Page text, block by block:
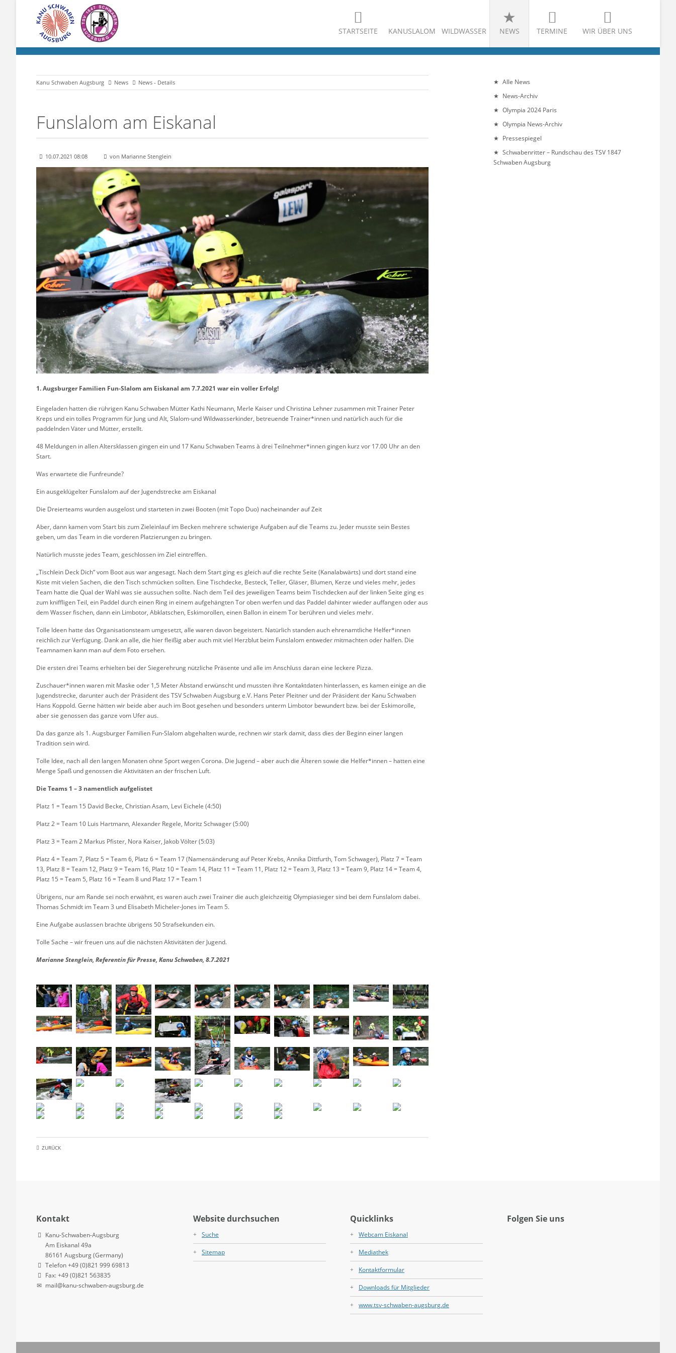
STARTSEITE KANUSLALOM WILDWASSER NEWS TERMINE WIR ÜBER UNS
Kanu Schwaben Augsburg News News - Details
Funslalom am Eiskanal
10.07.2021 08:08 von Marianne Stenglein
1. Augsburger Familien Fun-Slalom am Eiskanal am 7.7.2021 war ein voller Erfolg!
Eingeladen hatten die rührigen Kanu Schwaben Mütter Kathi Neumann, Merle Kaiser und Christina Lehner zusammen mit Trainer Peter
Kreps und ein tolles Programm für Jung und Alt, Slalom-und Wildwasserkinder, betreuende Trainer*innen und natürlich auch für die
paddelnden Väter und Mütter, erstellt.
48 Meldungen in allen Altersklassen gingen ein und 17 Kanu Schwaben Teams à drei Teilnehmer*innen gingen kurz vor 17.00 Uhr an den
Start.
Was erwartete die Funfreunde?
Ein ausgeklügelter Funslalom auf der Jugendstrecke am Eiskanal
Die Dreierteams wurden ausgelost und starteten in zwei Booten (mit Topo Duo) nacheinander auf Zeit
Aber, dann kamen vom Start bis zum Zieleinlauf im Becken mehrere schwierige Aufgaben auf die Teams zu. Jeder musste sein Bestes
geben, um das Team in die vorderen Platzierungen zu bringen.
Natürlich musste jedes Team, geschlossen im Ziel eintreffen.
„Tischlein Deck Dich“ vom Boot aus war angesagt. Nach dem Start ging es gleich auf die rechte Seite (Kanalabwärts) und dort stand eine
Kiste mit vielen Sachen, die den Tisch schmücken sollten. Eine Tischdecke, Besteck, Teller, Gläser, Blumen, Kerze und vieles mehr, jedes
Team hatte die Qual der Wahl was sie aussuchen sollte. Nach dem Teil des jeweiligen Teams beim Tischdecken auf der linken Seite ging es
zum kniffligen Teil, ein Paddel durch einen Ring in einem aufgehängten Tor oben werfen und das Paddel dahinter wieder auffangen oder aus
dem Wasser fischen, dann ein Limbotor, Abklatschen, Eskimorollen, einen Ballon in einem Tor berühren und vieles mehr.
Tolle Ideen hatte das Organisationsteam umgesetzt, alle waren davon begeistert. Natürlich standen auch ehrenamtliche Helfer*innen
reichlich zur Verfügung. Dank an alle, die hier fleißig aber auch mit viel Herzblut beim Funslalom entweder mitmachten oder halfen. Die
Teamnamen kann man auf dem Foto ersehen.
Die ersten drei Teams erhielten bei der Siegerehrung nützliche Präsente und alle im Anschluss daran eine leckere Pizza.
Zuschauer*innen waren mit Maske oder 1,5 Meter Abstand erwünscht und mussten ihre Kontaktdaten hinterlassen, es kamen einige an die
Jugendstrecke, darunter auch der Präsident des TSV Schwaben Augsburg e.V. Hans Peter Pleitner und der Präsident der Kanu Schwaben
Hans Koppold. Gerne hätten wir beide aber auch im Boot gesehen und besonders unterm Limbotor bewundert bzw. bei der Eskimorolle,
aber sie genossen das ganze vom Ufer aus.
Da das ganze als 1. Augsburger Familien Fun-Slalom abgehalten wurde, rechnen wir stark damit, dass dies der Beginn einer langen
Tradition sein wird.
Tolle Idee, nach all den langen Monaten ohne Sport wegen Corona. Die Jugend – aber auch die Älteren sowie die Helfer*innen – hatten eine
Menge Spaß und genossen die Aktivitäten an der frischen Luft.
Die Teams 1 – 3 namentlich aufgelistet
Platz 1 = Team 15 David Becke, Christian Asam, Levi Eichele (4:50)
Platz 2 = Team 10 Luis Hartmann, Alexander Regele, Moritz Schwager (5:00)
Platz 3 = Team 2 Markus Pfister, Nora Kaiser, Jakob Völter (5:03)
Platz 4 = Team 7, Platz 5 = Team 6, Platz 6 = Team 17 (Namensänderung auf Peter Krebs, Annika Dittfurth, Tom Schwager), Platz 7 = Team
13, Platz 8 = Team 12, Platz 9 = Team 16, Platz 10 = Team 14, Platz 11 = Team 11, Platz 12 = Team 3, Platz 13 = Team 9, Platz 14 = Team 4,
Platz 15 = Team 5, Platz 16 = Team 8 und Platz 17 = Team 1
Übrigens, nur am Rande sei noch erwähnt, es waren auch zwei Trainer die auch gleichzeitig Olympiasieger sind bei dem Funslalom dabei.
Thomas Schmidt im Team 3 und Elisabeth Micheler-Jones im Team 5.
Eine Aufgabe auslassen brachte übrigens 50 Strafsekunden ein.
Tolle Sache – wir freuen uns auf die nächsten Aktivitäten der Jugend.
Marianne Stenglein, Referentin für Presse, Kanu Schwaben, 8.7.2021
ZURÜCK
Alle News
News-Archiv
Olympia 2024 Paris
Olympia News-Archiv
Pressespiegel
Schwabenritter – Rundschau des TSV 1847
Schwaben Augsburg
Kontakt
Kanu-Schwaben-Augsburg
Am Eiskanal 49a
86161 Augsburg (Germany)
Telefon +49 (0)821 999 69813
Fax: +49 (0)821 563835
mail@kanu-schwaben-augsburg.de
Website durchsuchen
Suche
Sitemap
Quicklinks
Webcam Eiskanal
Mediathek
Kontaktformular
Downloads für Mitglieder
www.tsv-schwaben-augsburg.de
Folgen Sie uns